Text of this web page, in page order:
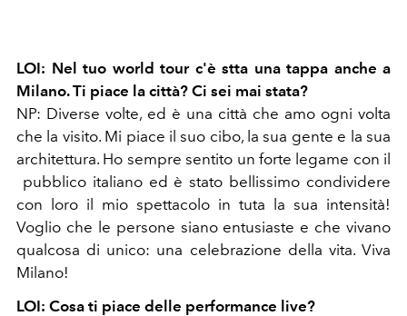
LOI: Nel tuo world tour c'è stta una tappa anche a
Milano. Ti piace la città? Ci sei mai stata?
NP: Diverse volte, ed è una città che amo ogni volta
che la visito. Mi piace il suo cibo, la sua gente e la sua
architettura. Ho sempre sentito un forte legame con il
pubblico italiano ed è stato bellissimo condividere
con loro il mio spettacolo in tuta la sua intensità!
Voglio che le persone siano entusiaste e che vivano
qualcosa di unico: una celebrazione della vita. Viva
Milano!
LOI: Cosa ti piace delle performance live?